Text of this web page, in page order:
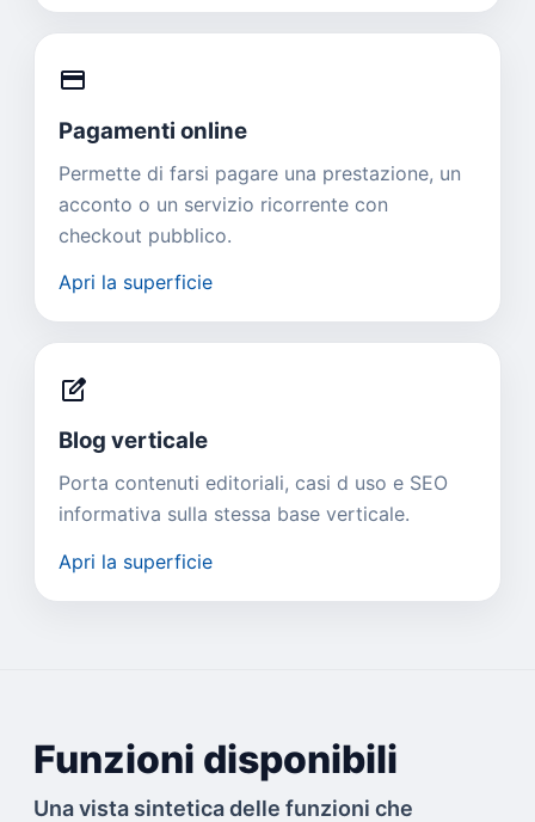
credit_card
Pagamenti online
Permette di farsi pagare una prestazione, un
acconto o un servizio ricorrente con
checkout pubblico.
Apri la superficie
edit_square
Blog verticale
Porta contenuti editoriali, casi d uso e SEO
informativa sulla stessa base verticale.
Apri la superficie
Funzioni disponibili
Una vista sintetica delle funzioni che